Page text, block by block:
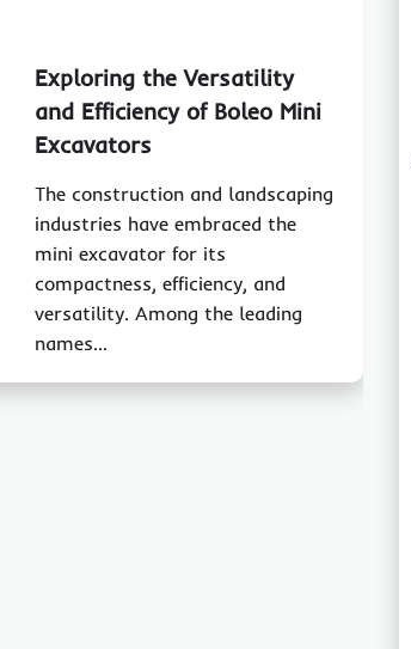
Exploring the Versatility
and Efficiency of Boleo Mini
Excavators
The construction and landscaping
industries have embraced the
mini excavator for its
compactness, efficiency, and
versatility. Among the leading
names…